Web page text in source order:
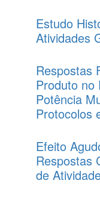
Estudo
Atividades
Respostas
Produto no
Potência
Protocolos
Efeito
Respostas
de